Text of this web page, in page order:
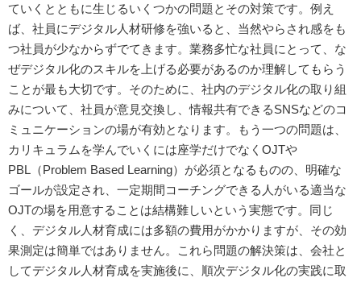
ていくとともに生じるいくつかの問題とその対策です。例え
ば、社員にデジタル人材研修を強いると、当然やらされ感をも
つ社員が少なからずでてきます。業務多忙な社員にとって、な
ぜデジタル化のスキルを上げる必要があるのか理解してもらう
ことが最も大切です。そのために、社内のデジタル化の取り組
みについて、社員が意見交換し、情報共有できるSNSなどのコ
ミュニケーションの場が有効となります。もう一つの問題は、
カリキュラムを学んでいくには座学だけでなくOJTや
PBL（Problem Based Learning）が必須となるものの、明確な
ゴールが設定され、一定期間コーチングできる人がいる適当な
OJTの場を用意することは結構難しいという実態です。同じ
く、デジタル人材育成には多額の費用がかかりますが、その効
果測定は簡単ではありません。これら問題の解決策は、会社と
してデジタル人材育成を実施後に、順次デジタル化の実践に取